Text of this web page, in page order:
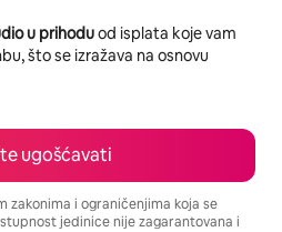
u prihoduod isplata koje vam
što se izražava na osnovu
ugošćavati
zakonima i ograničenjima koja se
jedinice nije zagarantovana i